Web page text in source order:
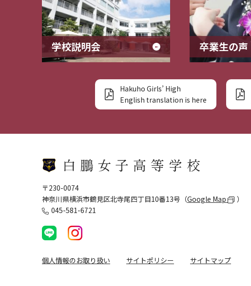
学校説明会 卒業生の声
Hakuho Girls’ High
English translation is here
〒230-0074
神奈川県横浜市鶴見区北寺尾四丁目10番13号（Google Map
）
045-581-6721
個人情報のお取り扱い サイトポリシー サイトマップ